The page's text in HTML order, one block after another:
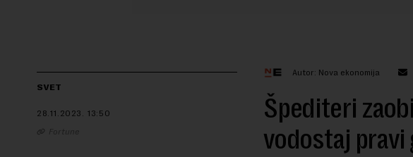
SVET
28.11.2023. 13:50
Fortune
Autor: Nova ekonomija
Špediteri
vodostaj pravi